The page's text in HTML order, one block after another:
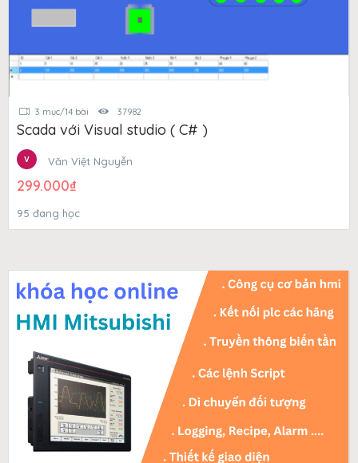
3 mục/14 bài 37982
Scada với Visual studio ( C# )
Văn Việt Nguyễn
299.000₫
95 đang học